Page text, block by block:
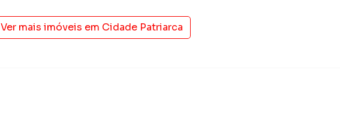
Ver mais imóveis em Cidade Patriarca